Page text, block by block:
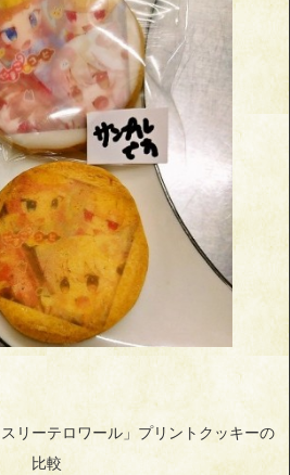
リーテロワール」プリントクッキーの
比較